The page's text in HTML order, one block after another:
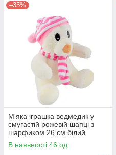
–35%
М'яка іграшка ведмедик у
смугастій рожевій шапці з
шарфиком 26 см білий
(41209.001)
В наявності 46 од.